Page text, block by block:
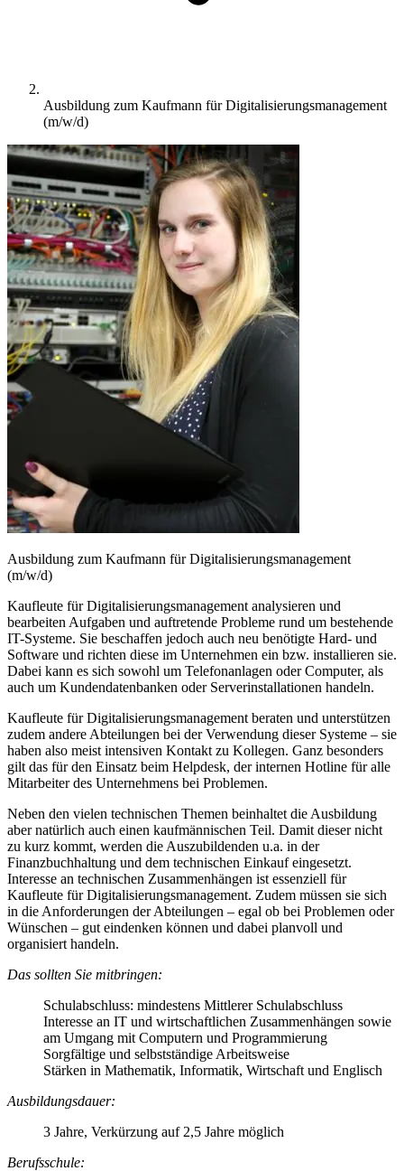
Ausbildung zum Kaufmann für Digitalisierungsmanagement
(m/w/d)
Ausbildung zum Kaufmann für Digitalisierungsmanagement
(m/w/d)
Kaufleute für Digitalisierungsmanagement analysieren und
bearbeiten Aufgaben und auftretende Probleme rund um bestehende
IT-Systeme. Sie beschaffen jedoch auch neu benötigte Hard- und
Software und richten diese im Unternehmen ein bzw. installieren sie.
Dabei kann es sich sowohl um Telefonanlagen oder Computer, als
auch um Kundendatenbanken oder Serverinstallationen handeln.
Kaufleute für Digitalisierungsmanagement beraten und unterstützen
zudem andere Abteilungen bei der Verwendung dieser Systeme – sie
haben also meist intensiven Kontakt zu Kollegen. Ganz besonders
gilt das für den Einsatz beim Helpdesk, der internen Hotline für alle
Mitarbeiter des Unternehmens bei Problemen.
Neben den vielen technischen Themen beinhaltet die Ausbildung
aber natürlich auch einen kaufmännischen Teil. Damit dieser nicht
zu kurz kommt, werden die Auszubildenden u.a. in der
Finanzbuchhaltung und dem technischen Einkauf eingesetzt.
Interesse an technischen Zusammenhängen ist essenziell für
Kaufleute für Digitalisierungsmanagement. Zudem müssen sie sich
in die Anforderungen der Abteilungen – egal ob bei Problemen oder
Wünschen – gut eindenken können und dabei planvoll und
organisiert handeln.
Das sollten Sie mitbringen:
Schulabschluss: mindestens Mittlerer Schulabschluss
Interesse an IT und wirtschaftlichen Zusammenhängen sowie
am Umgang mit Computern und Programmierung
Sorgfältige und selbstständige Arbeitsweise
Stärken in Mathematik, Informatik, Wirtschaft und Englisch
Ausbildungsdauer:
3 Jahre, Verkürzung auf 2,5 Jahre möglich
Berufsschule: